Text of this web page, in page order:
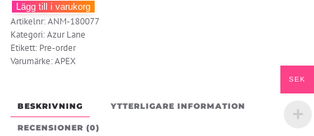
Azur
Lane
Yat
Sen:
of
Celestial
Lägg till i varukorg
Artikelnr:ANM-180077
Kategori:Azur Lane
Etikett: Pre-order
Varumärke:APEX
BESKRIVNING YTTERLIGARE INFORMATION
RECENSIONER (0)
SEK